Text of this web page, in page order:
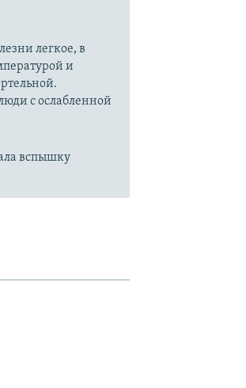
легкое, в
и
с ослабленной
вспышку